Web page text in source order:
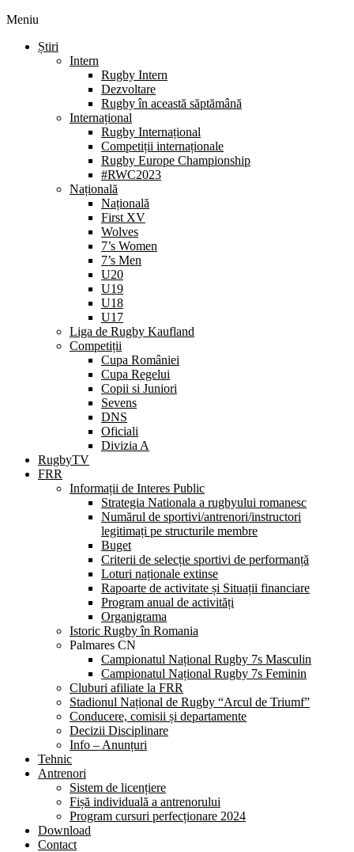
Meniu
Știri
Intern
Rugby Intern
Dezvoltare
Rugby în această săptămână
Internațional
Rugby Internațional
Competiții internaționale
Rugby Europe Championship
#RWC2023
Națională
Națională
First XV
Wolves
7’s Women
7’s Men
U20
U19
U18
U17
Liga de Rugby Kaufland
Competiții
Cupa României
Cupa Regelui
Copii si Juniori
Sevens
DNS
Oficiali
Divizia A
RugbyTV
FRR
Informații de Interes Public
Strategia Nationala a rugbyului romanesc
Numărul de sportivi/antrenori/instructori
legitimați pe structurile membre
Buget
Criterii de selecție sportivi de performanță
Loturi naționale extinse
Rapoarte de activitate și Situații financiare
Program anual de activități
Organigrama
Istoric Rugby în Romania
Palmares CN
Campionatul Național Rugby 7s Masculin
Campionatul Național Rugby 7s Feminin
Cluburi afiliate la FRR
Stadionul Național de Rugby “Arcul de Triumf”
Conducere, comisii și departamente
Decizii Disciplinare
Info – Anunțuri
Tehnic
Antrenori
Sistem de licențiere
Fișă individuală a antrenorului
Program cursuri perfecționare 2024
Download
Contact